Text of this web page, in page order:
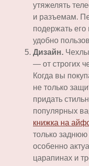
утяжелять
и разъемам.
подержать его
удобно
Дизайн.
— от строгих
Когда вы
не только
придать
популярных
книжка на
только заднюю
особенно
царапинах и